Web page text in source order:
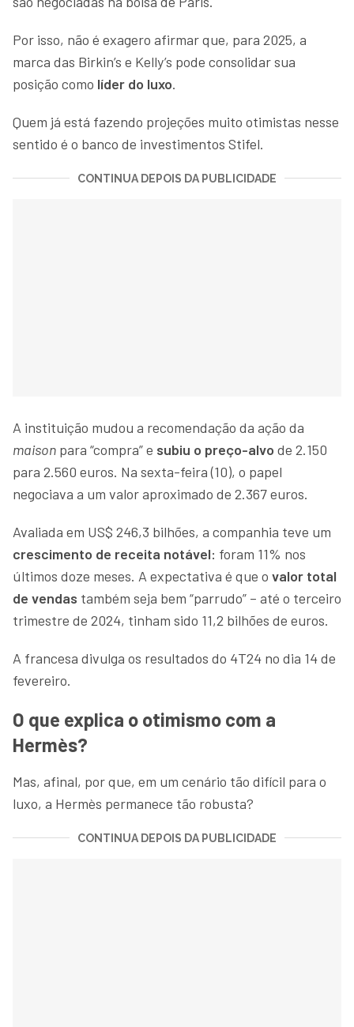
Por isso, não é exagero afirmar que, para 2025, a
marca das Birkin’s e Kelly’s pode consolidar sua
posição como líder do luxo.
Quem já está fazendo projeções muito otimistas nesse
sentido é o banco de investimentos Stifel.
CONTINUA DEPOIS DA PUBLICIDADE
A instituição mudou a recomendação da ação da
maison para “compra” e subiu o preço-alvo de 2.150
para 2.560 euros. Na sexta-feira (10), o papel
negociava a um valor aproximado de 2.367 euros.
Avaliada em US$ 246,3 bilhões, a companhia teve um
crescimento de receita notável: foram 11% nos
últimos doze meses. A expectativa é que o valor total
de vendas também seja bem “parrudo” – até o terceiro
trimestre de 2024, tinham sido 11,2 bilhões de euros.
A francesa divulga os resultados do 4T24 no dia 14 de
fevereiro.
O que explica o otimismo com a
Hermès?
Mas, afinal, por que, em um cenário tão difícil para o
luxo, a Hermès permanece tão robusta?
CONTINUA DEPOIS DA PUBLICIDADE